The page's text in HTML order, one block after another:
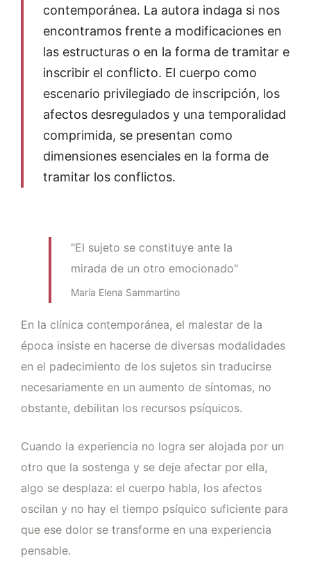
contemporánea. La autora indaga si nos
encontramos frente a modificaciones en
las estructuras o en la forma de tramitar e
inscribir el conflicto. El cuerpo como
escenario privilegiado de inscripción, los
afectos desregulados y una temporalidad
comprimida, se presentan como
dimensiones esenciales en la forma de
tramitar los conflictos.
"El sujeto se constituye ante la
mirada de un otro emocionado"
María Elena Sammartino
En la clínica contemporánea, el malestar de la
época insiste en hacerse de diversas modalidades
en el padecimiento de los sujetos sin traducirse
necesariamente en un aumento de síntomas, no
obstante, debilitan los recursos psíquicos.
Cuando la experiencia no logra ser alojada por un
otro que la sostenga y se deje afectar por ella,
algo se desplaza: el cuerpo habla, los afectos
oscilan y no hay el tiempo psíquico suficiente para
que ese dolor se transforme en una experiencia
pensable.